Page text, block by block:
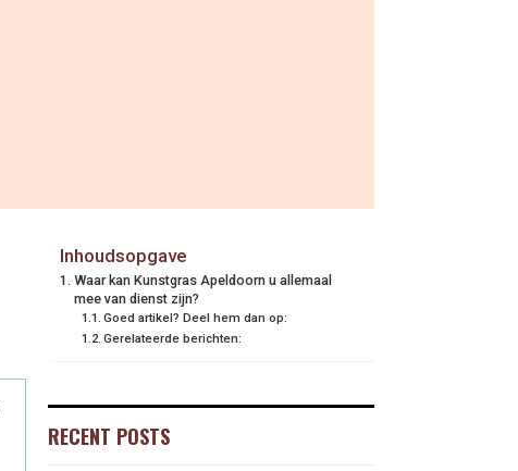
Inhoudsopgave
Waar kan Kunstgras Apeldoorn u allemaal
mee van dienst zijn?
Goed artikel? Deel hem dan op:
Gerelateerde berichten:
RECENT POSTS